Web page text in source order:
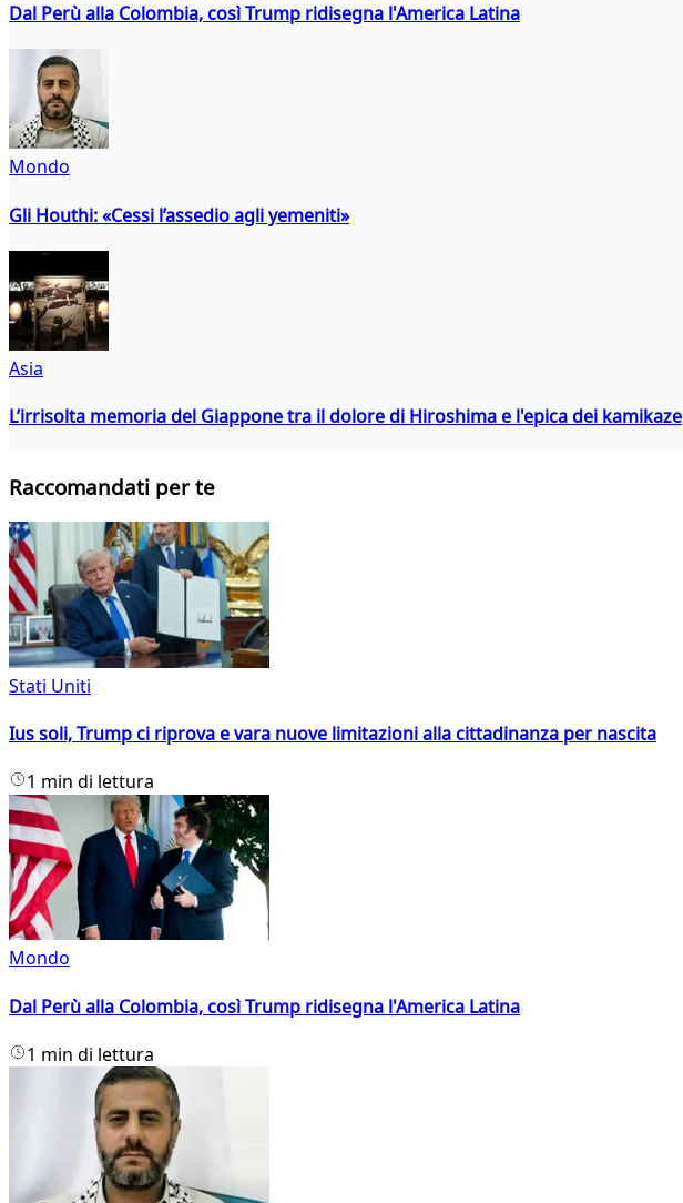
Dal Perù alla Colombia, così Trump ridisegna l'America Latina
Mondo
Gli Houthi: «Cessi l’assedio agli yemeniti»
Asia
L’irrisolta memoria del Giappone tra il dolore di Hiroshima e l'epica dei kamikaze
Raccomandati per te
Stati Uniti
Ius soli, Trump ci riprova e vara nuove limitazioni alla cittadinanza per nascita
1 min di lettura
Mondo
Dal Perù alla Colombia, così Trump ridisegna l'America Latina
1 min di lettura